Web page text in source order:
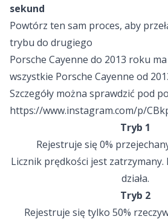
sekund
Powtórz ten sam proces, aby
trybu do drugiego
Porsche Cayenne do 2013 roku
wszystkie Porsche Cayenne od
Szczegóły można sprawdzić pod
https://www.instagram.com/p/
Tryb 1
Rejestruje się 0%
Licznik prędkości jest
działa.
Tryb 2
Rejestruje się tylko 50%